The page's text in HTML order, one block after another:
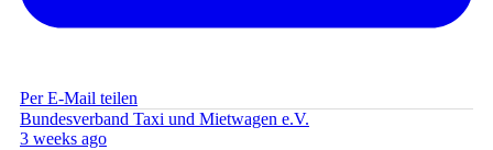
Per E-Mail teilen
Bundesverband Taxi und Mietwagen e.V.
3 weeks ago